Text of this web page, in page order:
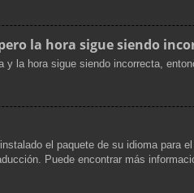
la hora sigue siendo
la hora sigue siendo incorrecta,
el paquete de su idioma para
Puede encontrar más